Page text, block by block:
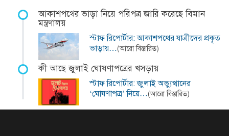
আকাশপথের ভাড়া নিয়ে পরিপত্র জারি করেছে বিমান
মন্ত্রণালয়
স্টাফ রিপোর্টার: আকাশপথের যাত্রীদের প্রকৃত
ভাড়ায়…(আরো বিস্তারিত)
কী আছে জুলাই ঘোষণাপত্রের খসড়ায়
স্টাফ রিপোর্টার: জুলাই অভ্যুত্থানের
‘ঘোষণাপত্র’ নিয়ে…(আরো বিস্তারিত)